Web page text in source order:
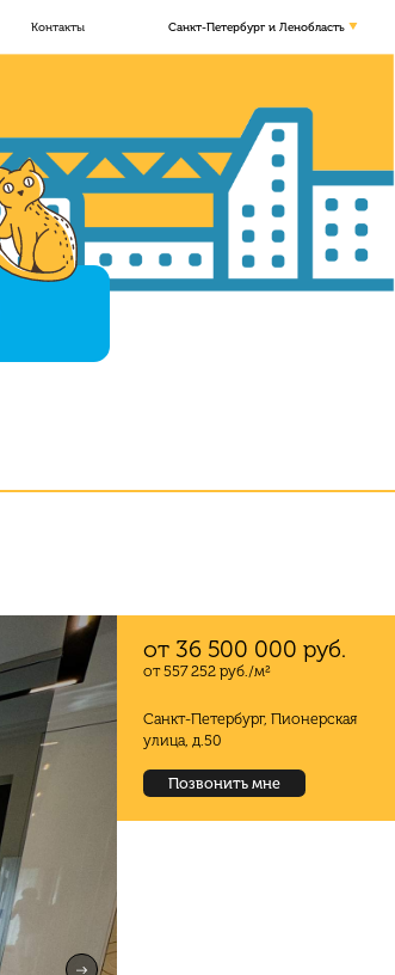
Контакты Санкт-Петербург и Ленобласть
от 36 500 000 руб.
от 557 252 руб./м²
Санкт-Петербург, Пионерская
улица, д.50
Позвонить мне